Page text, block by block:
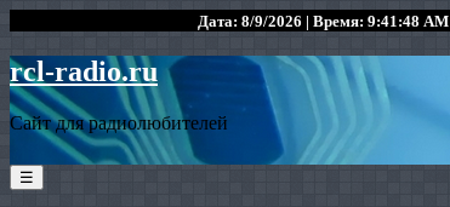
Дата: 8/9/2026 | Время: 9:41:48 AM
rcl-radio.ru
Сайт для радиолюбителей
☰